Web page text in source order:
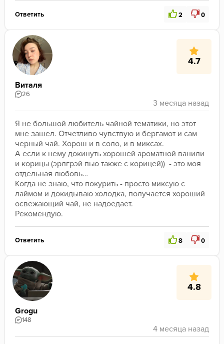
Ответить 2 0
4.7
Виталя
26
Я не большой любитель чайной тематики, но этот
мне зашел. Отчетливо чувствую и бергамот и сам
черный чай. Хорош и в соло, и в миксах.
А если к нему докинуть хорошей ароматной ванили
и корицы (эрлгрэй пью также с корицей))  - это моя
отдельная любовь…
Когда не знаю, что покурить - просто миксую с
лаймом и докидываю холодка, получается хороший
освежающий чай, не надоедает.
Рекомендую.
Ответить 8 0
4.8
Grogu
148